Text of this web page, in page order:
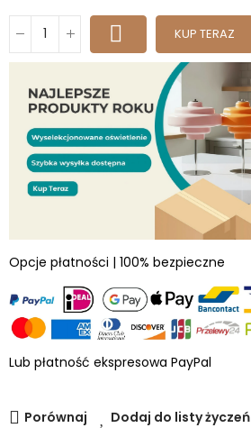
KUP TERAZ
Opcje płatności | 100% bezpieczne
Lub płatność ekspresowa PayPal
Porównaj Dodaj do listy życzeń